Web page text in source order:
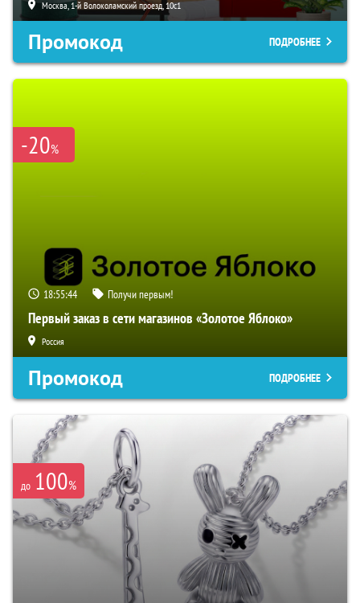
Москва, 1-й Волоколамский проезд, 10с1
Промокод ПОДРОБНЕЕ
-20%
18:55:43 Получи первым!
Первый заказ в сети магазинов «Золотое Яблоко»
Россия
Промокод ПОДРОБНЕЕ
до 100%